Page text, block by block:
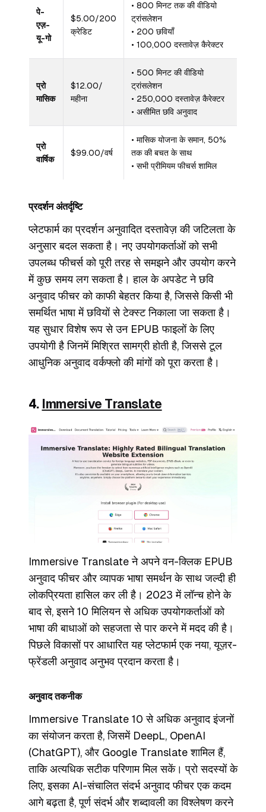
पे-
एज़-
यू-गो
$5.00/200
क्रेडिट
• 800 मिनट तक की वीडियो
ट्रांसलेशन
• 200 छवियाँ
• 100,000 दस्तावेज़ कैरेक्टर
प्रो
मासिक
$12.00/
महीना
• 500 मिनट की वीडियो
ट्रांसलेशन
• 250,000 दस्तावेज़ कैरेक्टर
• असीमित छवि अनुवाद
प्रो
वार्षिक
$99.00/वर्ष
• मासिक योजना के समान, 50%
तक की बचत के साथ
• सभी प्रीमियम फीचर्स शामिल
प्रदर्शन अंतर्दृष्टि
प्लेटफार्म का प्रदर्शन अनुवादित दस्तावेज़ की जटिलता के
अनुसार बदल सकता है। नए उपयोगकर्ताओं को सभी
उपलब्ध फीचर्स को पूरी तरह से समझने और उपयोग करने
में कुछ समय लग सकता है। हाल के अपडेट ने छवि
अनुवाद फीचर को काफी बेहतर किया है, जिससे किसी भी
समर्थित भाषा में छवियों से टेक्स्ट निकाला जा सकता है।
यह सुधार विशेष रूप से उन EPUB फाइलों के लिए
उपयोगी है जिनमें मिश्रित सामग्री होती है, जिससे टूल
आधुनिक अनुवाद वर्कफ्लो की मांगों को पूरा करता है।
4. Immersive Translate
Immersive Translate ने अपने वन-क्लिक EPUB
अनुवाद फीचर और व्यापक भाषा समर्थन के साथ जल्दी ही
लोकप्रियता हासिल कर ली है। 2023 में लॉन्च होने के
बाद से, इसने 10 मिलियन से अधिक उपयोगकर्ताओं को
भाषा की बाधाओं को सहजता से पार करने में मदद की है।
पिछले विकासों पर आधारित यह प्लेटफार्म एक नया, यूज़र-
फ्रेंडली अनुवाद अनुभव प्रदान करता है।
अनुवाद तकनीक
Immersive Translate 10 से अधिक अनुवाद इंजनों
का संयोजन करता है, जिसमें DeepL, OpenAI
(ChatGPT), और Google Translate शामिल हैं,
ताकि अत्यधिक सटीक परिणाम मिल सकें। प्रो सदस्यों के
लिए, इसका AI-संचालित संदर्भ अनुवाद फीचर एक कदम
आगे बढ़ता है, पूर्ण संदर्भ और शब्दावली का विश्लेषण करने